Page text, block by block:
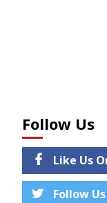
Follow Us
Like Us
Follow